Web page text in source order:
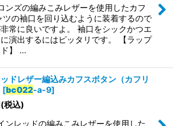
ンズの編みこみレザーを使用したカフ
ツの袖口を回り込むように装着するので
常に良いですよ。 袖口をシックかつエ
演出するにはピッタリです。 【ラップ
】 …
ドレザー編込みカフスボタン（カフリ
[bc022-a-9]
(税込)
ンレッドの編みこみレザーを使用した